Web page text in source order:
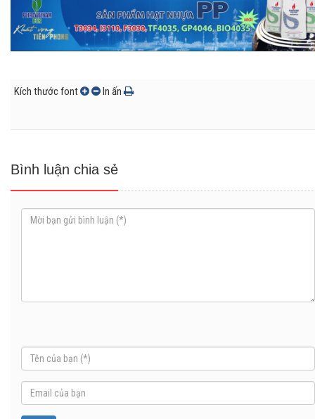
Kích thước font In ấn
Bình luận chia sẻ